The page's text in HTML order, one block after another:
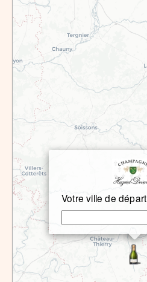
Votre ville de départ